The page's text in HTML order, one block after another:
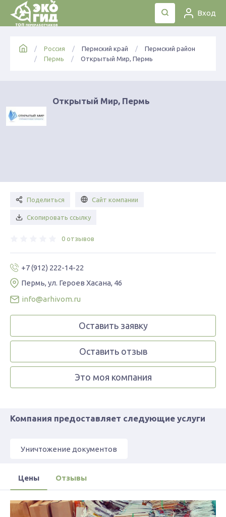
Вход
Россия Пермский край
Пермский район
Пермь
Открытый Мир, Пермь
Открытый Мир, Пермь
Поделиться Сайт компании
Скопировать ссылку
0 отзывов
+7 (912) 222-14-22
Пермь, ул. Героев Хасана, 46
info@arhivom.ru
Оставить заявку
Оставить отзыв
Это моя компания
Компания предоставляет следующие услуги
Уничтожение документов
Цены Отзывы